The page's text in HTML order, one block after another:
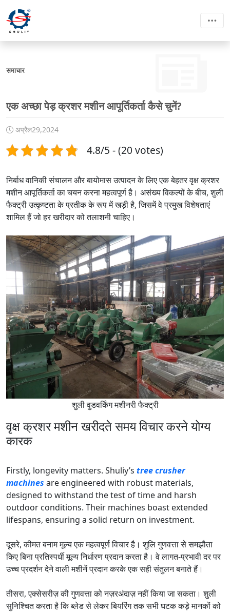
समाचार
एक अच्छा पेड़ क्रशर मशीन आपूर्तिकर्ता कैसे चुनें?
अप्रैल29,2024
4.8/5 - (20 votes)
निर्बाध वानिकी संचालन और बायोमास उत्पादन के लिए एक बेहतर वृक्ष क्रशर
मशीन आपूर्तिकर्ता का चयन करना महत्वपूर्ण है। असंख्य विकल्पों के बीच, शुली
फैक्ट्री उत्कृष्टता के प्रतीक के रूप में खड़ी है, जिसमें वे प्रमुख विशेषताएं
शामिल हैं जो हर खरीदार को तलाशनी चाहिए।
शुली वुडवर्किंग मशीनरी फैक्ट्री
वृक्ष क्रशर मशीन खरीदते समय विचार करने योग्य
कारक
Firstly, longevity matters. Shuliy’s tree crusher
machines are engineered with robust materials,
designed to withstand the test of time and harsh
outdoor conditions. Their machines boast extended
lifespans, ensuring a solid return on investment.
दूसरे, कीमत बनाम मूल्य एक महत्वपूर्ण विचार है। शुलि गुणवत्ता से समझौता
किए बिना प्रतिस्पर्धी मूल्य निर्धारण प्रदान करता है। वे लागत-प्रभावी दर पर
उच्च प्रदर्शन देने वाली मशीनें प्रदान करके एक सही संतुलन बनाते हैं।
तीसरा, एक्सेसरीज़ की गुणवत्ता को नज़रअंदाज़ नहीं किया जा सकता। शुली
सुनिश्चित करता है कि ब्लेड से लेकर बियरिंग तक सभी घटक कड़े मानकों को